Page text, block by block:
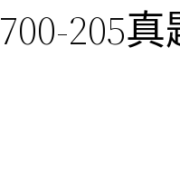
700-205